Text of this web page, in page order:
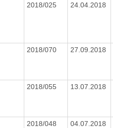
2018/025 24.04.2018
2018/070 27.09.2018
2018/055 13.07.2018
2018/048 04.07.2018